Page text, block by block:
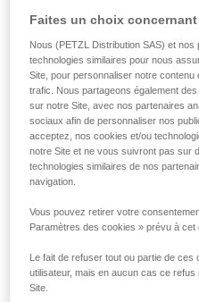
Faites un choix
Nous (PETZL Distribution SAS) et
technologies similaires pour nous
Site, pour personnaliser notre
trafic. Nous partageons également
sur notre Site, avec nos partenaires
sociaux afin de personnaliser nos
acceptez, nos cookies et/ou
notre Site et ne vous suivront pas sur
technologies similaires de nos
navigation.
Vous pouvez retirer votre
Paramètres des cookies » prévu à cet
Le fait de refuser tout ou partie de
utilisateur, mais en aucun cas ce
Site.